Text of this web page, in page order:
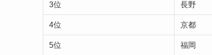
3位 長野
4位 京都
5位 福岡